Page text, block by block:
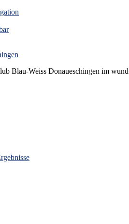
Blau-Weiss Donaueschingen im